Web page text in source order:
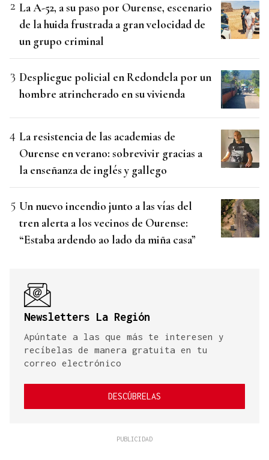
La A-52, a su paso por Ourense, escenario
de la huida frustrada a gran velocidad de
un grupo criminal
Despliegue policial en Redondela por un
hombre atrincherado en su vivienda
La resistencia de las academias de
Ourense en verano: sobrevivir gracias a
la enseñanza de inglés y gallego
Un nuevo incendio junto a las vías del
tren alerta a los vecinos de Ourense:
“Estaba ardendo ao lado da miña casa”
Newsletters La Región
Apúntate a las que más te interesen y
recíbelas de manera gratuita en tu
correo electrónico
DESCÚBRELAS